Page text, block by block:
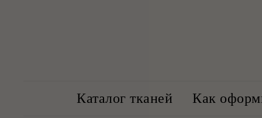
Каталог тканей Как